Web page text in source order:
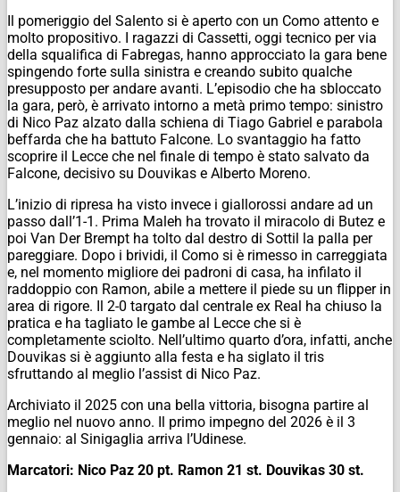
Il pomeriggio del Salento si è aperto con un Como attento e
molto propositivo. I ragazzi di Cassetti, oggi tecnico per via
della squalifica di Fabregas, hanno approcciato la gara bene
spingendo forte sulla sinistra e creando subito qualche
presupposto per andare avanti. L’episodio che ha sbloccato
la gara, però, è arrivato intorno a metà primo tempo: sinistro
di Nico Paz alzato dalla schiena di Tiago Gabriel e parabola
beffarda che ha battuto Falcone. Lo svantaggio ha fatto
scoprire il Lecce che nel finale di tempo è stato salvato da
Falcone, decisivo su Douvikas e Alberto Moreno.
L’inizio di ripresa ha visto invece i giallorossi andare ad un
passo dall’1-1. Prima Maleh ha trovato il miracolo di Butez e
poi Van Der Brempt ha tolto dal destro di Sottil la palla per
pareggiare. Dopo i brividi, il Como si è rimesso in carreggiata
e, nel momento migliore dei padroni di casa, ha infilato il
raddoppio con Ramon, abile a mettere il piede su un flipper in
area di rigore. Il 2-0 targato dal centrale ex Real ha chiuso la
pratica e ha tagliato le gambe al Lecce che si è
completamente sciolto. Nell’ultimo quarto d’ora, infatti, anche
Douvikas si è aggiunto alla festa e ha siglato il tris
sfruttando al meglio l’assist di Nico Paz.
Archiviato il 2025 con una bella vittoria, bisogna partire al
meglio nel nuovo anno. Il primo impegno del 2026 è il 3
gennaio: al Sinigaglia arriva l’Udinese.
Marcatori: Nico Paz 20 pt. Ramon 21 st. Douvikas 30 st.